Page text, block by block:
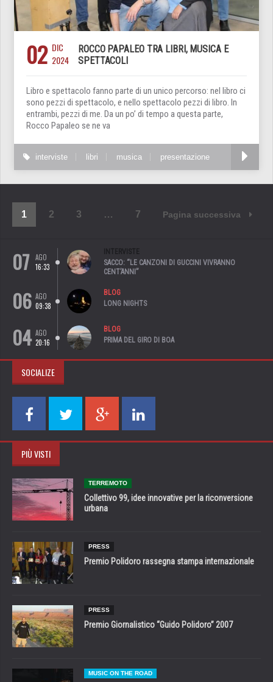
02 DIC
2024
ROCCO PAPALEO TRA LIBRI, MUSICA E
SPETTACOLI
Libro e spettacolo fanno parte di un unico percorso: nel libro ci
sono pezzi di spettacolo, e nello spettacolo pezzi di libro. In
entrambi, pezzi di me. Da un po’ di tempo a questa parte,
Rocco Papaleo se ne va
interviste libri musica presentazione
1 2 3 … 7 Pagina successiva
07
AGO
16:33
INTERVISTE
SACCO: “LE CANZONI DI GUCCINI VIVRANNO
CENT’ANNI”
06 AGO
09:38
BLOG
LONG NIGHTS
04 AGO
20:16
BLOG
PRIMA DEL GIRO DI BOA
SOCIALIZE
PIÙ VISTI
TERREMOTO
Collettivo 99, idee innovative per la riconversione
urbana
PRESS
Premio Polidoro rassegna stampa internazionale
PRESS
Premio Giornalistico “Guido Polidoro” 2007
MUSIC ON THE ROAD